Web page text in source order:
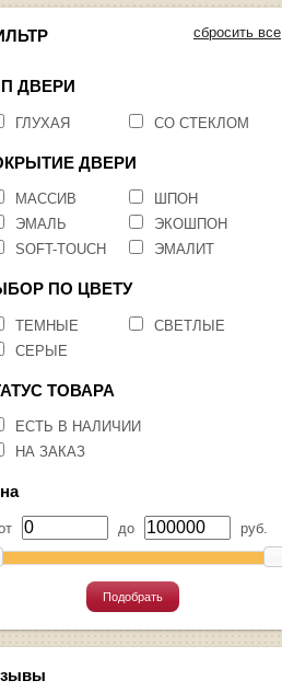
сбросить все
ДВЕРИ
ГЛУХАЯ СО СТЕКЛОМ
ДВЕРИ
МАССИВ
ШПОН
ЭМАЛЬ
ЭКОШПОН
SOFT-TOUCH
ЭМАЛИТ
ПО ЦВЕТУ
ТЕМНЫЕ
СВЕТЛЫЕ
СЕРЫЕ
ТОВАРА
ЕСТЬ В НАЛИЧИИ
НА ЗАКАЗ
до руб.
Подобрать